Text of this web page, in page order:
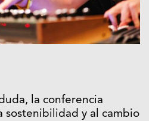
la conferencia
sostenibilidad y al cambio